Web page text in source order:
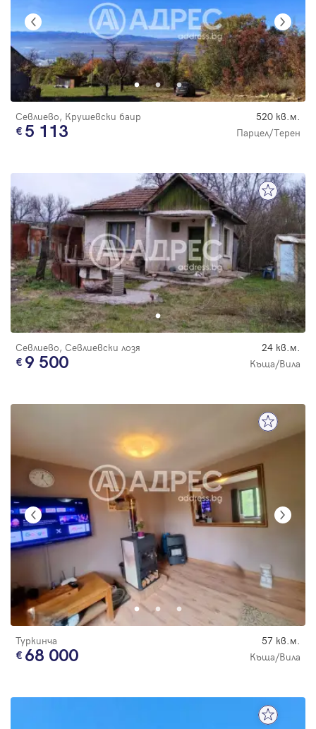
Севлиево, Крушевски баир 520 кв.м.
5 113 Парцел/Терен
Севлиево, Севлиевски лозя 24 кв.м.
9 500 Къща/Вила
Туркинча 57 кв.м.
68 000 Къща/Вила